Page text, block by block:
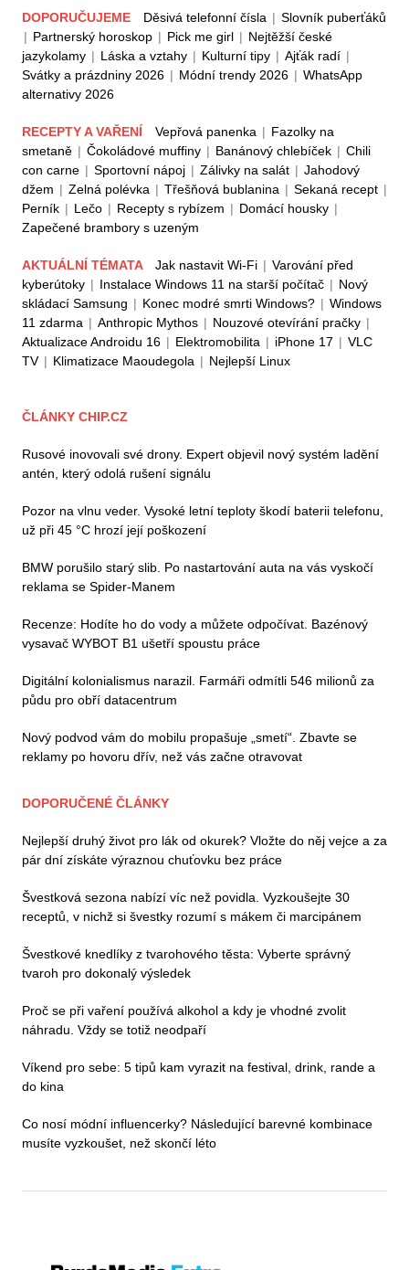
DOPORUČUJEME Děsivá telefonní čísla | Slovník puberťáků
| Partnerský horoskop | Pick me girl | Nejtěžší české
jazykolamy | Láska a vztahy | Kulturní tipy | Ajťák radí |
Svátky a prázdniny 2026 | Módní trendy 2026 | WhatsApp
alternativy 2026
RECEPTY A VAŘENÍ Vepřová panenka | Fazolky na
smetaně | Čokoládové muffiny | Banánový chlebíček | Chili
con carne | Sportovní nápoj | Zálivky na salát | Jahodový
džem | Zelná polévka | Třešňová bublanina | Sekaná recept |
Perník | Lečo | Recepty s rybízem | Domácí housky |
Zapečené brambory s uzeným
AKTUÁLNÍ TÉMATA Jak nastavit Wi-Fi | Varování před
kyberútoky | Instalace Windows 11 na starší počítač | Nový
skládací Samsung | Konec modré smrti Windows? | Windows
11 zdarma | Anthropic Mythos | Nouzové otevírání pračky |
Aktualizace Androidu 16 | Elektromobilita | iPhone 17 | VLC
TV | Klimatizace Maoudegola | Nejlepší Linux
ČLÁNKY CHIP.CZ
Rusové inovovali své drony. Expert objevil nový systém ladění
antén, který odolá rušení signálu
Pozor na vlnu veder. Vysoké letní teploty škodí baterii telefonu,
už při 45 °C hrozí její poškození
BMW porušilo starý slib. Po nastartování auta na vás vyskočí
reklama se Spider-Manem
Recenze: Hodíte ho do vody a můžete odpočívat. Bazénový
vysavač WYBOT B1 ušetří spoustu práce
Digitální kolonialismus narazil. Farmáři odmítli 546 milionů za
půdu pro obří datacentrum
Nový podvod vám do mobilu propašuje „smetí“. Zbavte se
reklamy po hovoru dřív, než vás začne otravovat
DOPORUČENÉ ČLÁNKY
Nejlepší druhý život pro lák od okurek? Vložte do něj vejce a za
pár dní získáte výraznou chuťovku bez práce
Švestková sezona nabízí víc než povidla. Vyzkoušejte 30
receptů, v nichž si švestky rozumí s mákem či marcipánem
Švestkové knedlíky z tvarohového těsta: Vyberte správný
tvaroh pro dokonalý výsledek
Proč se při vaření používá alkohol a kdy je vhodné zvolit
náhradu. Vždy se totiž neodpaří
Víkend pro sebe: 5 tipů kam vyrazit na festival, drink, rande a
do kina
Co nosí módní influencerky? Následující barevné kombinace
musíte vyzkoušet, než skončí léto